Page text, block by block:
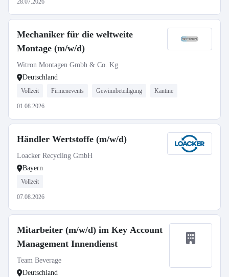
28.07.2026
Mechaniker für die weltweite
Montage (m/w/d)
Witron Montagen Gmbh & Co. Kg
Deutschland
Vollzeit Firmenevents Gewinnbeteiligung Kantine
01.08.2026
Händler Wertstoffe (m/w/d)
Loacker Recycling GmbH
Bayern
Vollzeit
07.08.2026
Mitarbeiter (m/w/d) im Key Account
Management Innendienst
Team Beverage
Deutschland